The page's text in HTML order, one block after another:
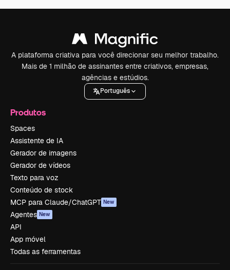
A plataforma criativa para você direcionar seu melhor trabalho.
Mais de 1 milhão de assinantes entre criativos, empresas,
agências e estúdios.
Português
Produtos
Spaces
Assistente de IA
Gerador de imagens
Gerador de vídeos
Texto para voz
Conteúdo de stock
MCP para Claude/ChatGPT New
Agentes New
API
App móvel
Todas as ferramentas